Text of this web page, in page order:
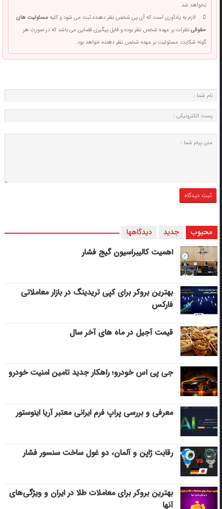
نخواهد شد.
لازم به یادآوری است که آی پی شخص نظر دهنده ثبت می شود و کلیهمسئولیت های
حقوقینظرات بر عهده شخص نظر بوده و قابل پیگیری قضایی می باشد که در صورت هر
گونه شکایت مسئولیت بر عهده شخص نظر دهنده خواهد بود.
محبوب جدید دیدگاهها
اهمیت کالیبراسیون گیج فشار
بهترین بروکر برای کپی‌ تریدینگ در بازار معاملاتی
فارکس
قیمت آجیل در ماه های آخر سال
جی پی اس خودرو؛ راهکار جدید تامین امنیت خودرو
معرفی و بررسی پراپ فرم ایرانی معتبر آریا اینوستور
رقابت ژاپن و آلمان، دو غول ساخت سنسور فشار
بهترین بروکر برای معاملات طلا در ایران و ویژگی‌های
آنها